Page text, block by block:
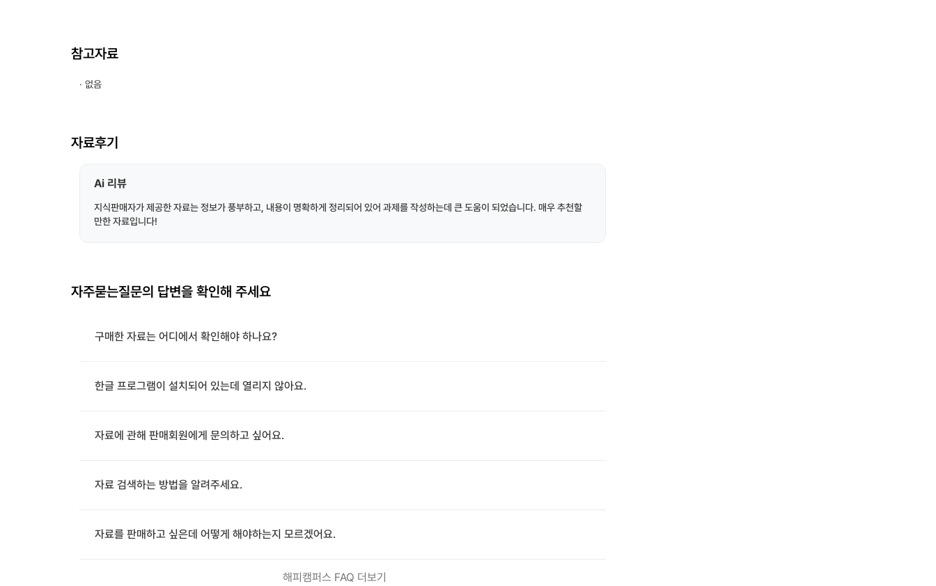
참고자료
· 없음
자료후기
Ai 리뷰
지식판매자가 제공한 자료는 정보가 풍부하고, 내용이 명확하게 정리되어 있어 과제를 작성하는데 큰 도움이 되었습니다. 매우 추천할
만한 자료입니다!
자주묻는질문의 답변을 확인해 주세요
구매한 자료는 어디에서 확인해야 하나요?
한글 프로그램이 설치되어 있는데 열리지 않아요.
자료에 관해 판매회원에게 문의하고 싶어요.
자료 검색하는 방법을 알려주세요.
자료를 판매하고 싶은데 어떻게 해야하는지 모르겠어요.
해피캠퍼스 FAQ 더보기